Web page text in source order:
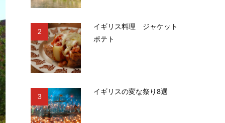
2
イギリス料理 ジャケット
ポテト
3
イギリスの変な祭り8選